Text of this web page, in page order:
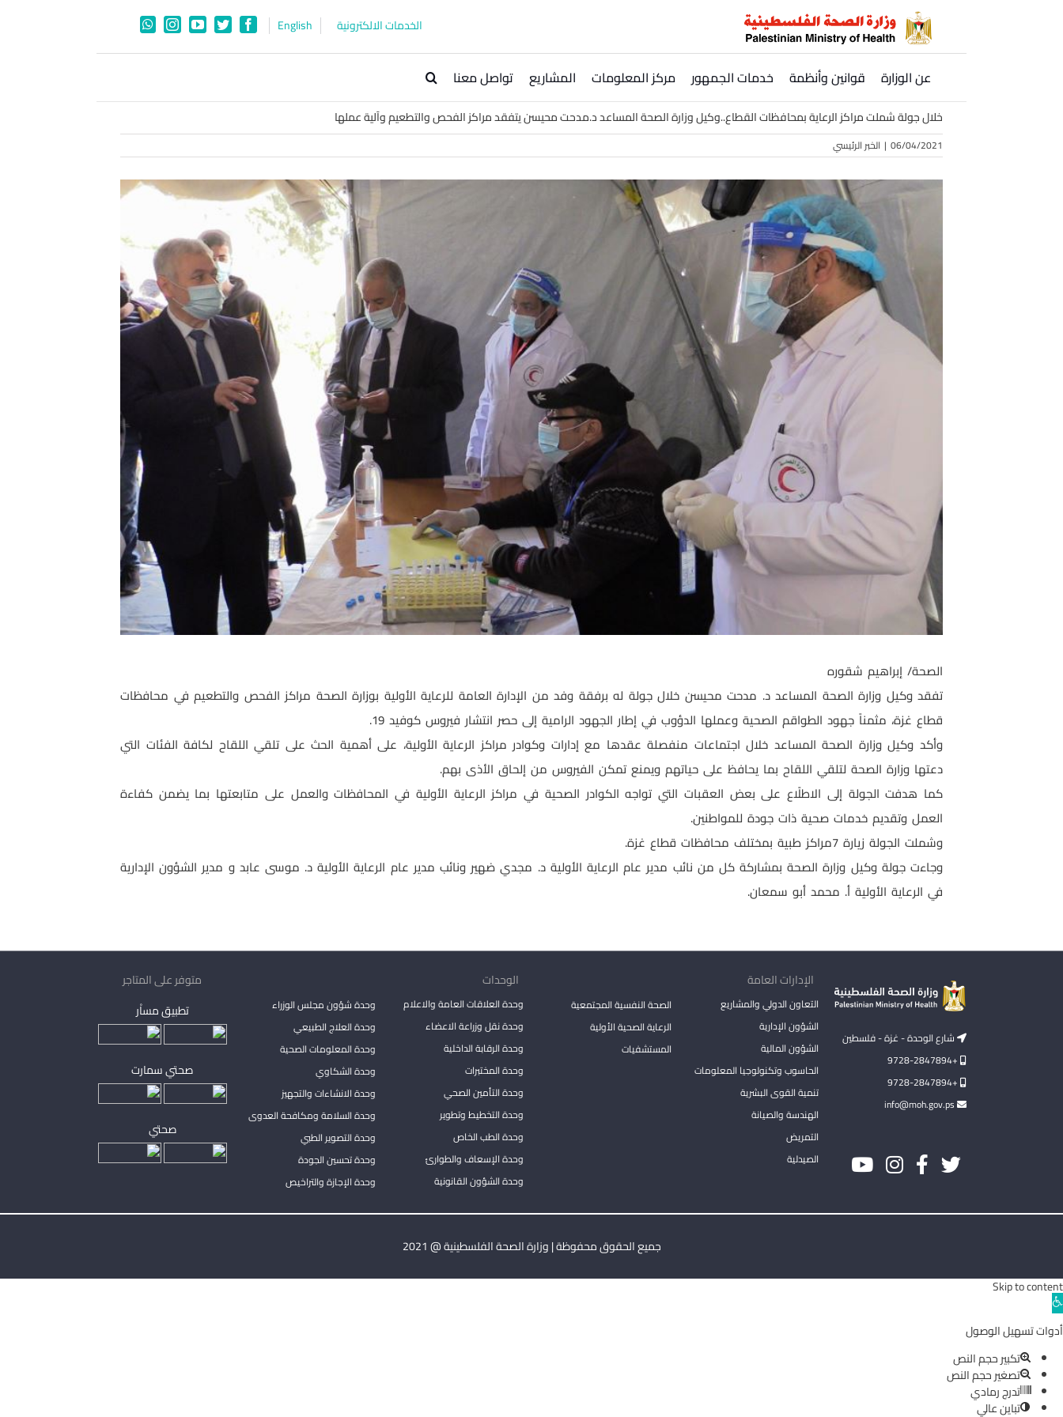
الخدمات الالكترونية English
Facebook
Twitter
YouTube
Instagram
WhatsApp
عن الوزارة قوانين وأنظمة خدمات الجمهور مركز المعلومات المشاريع تواصل معنا
خلال جولة شملت مراكز الرعاية بمحافظات القطاع..وكيل وزارة الصحة المساعد د.مدحت محيسن يتفقد مراكز الفحص والتطعيم وآلية عملها
06/04/2021
| الخبر الرئيسي
الصحة/ إبراهيم شقوره
تفقد وكيل وزارة الصحة المساعد د. مدحت محيسن خلال جولة له برفقة وفد من الإدارة العامة للرعاية الأولية بوزارة الصحة مراكز الفحص والتطعيم في محافظات
قطاع غزة، مثمناً جهود الطواقم الصحية وعملها الدؤوب في إطار الجهود الرامية إلى حصر انتشار فيروس كوفيد 19.
وأكد وكيل وزارة الصحة المساعد خلال اجتماعات منفصلة عقدها مع إدارات وكوادر مراكز الرعاية الأولية، على أهمية الحث على تلقي اللقاح لكافة الفئات التي
دعتها وزارة الصحة لتلقي اللقاح بما يحافظ على حياتهم ويمنع تمكن الفيروس من إلحاق الأذى بهم.
كما هدفت الجولة إلى الاطلًاع على بعض العقبات التي تواجه الكوادر الصحية في مراكز الرعاية الأولية في المحافظات والعمل على متابعتها بما يضمن كفاءة
العمل وتقديم خدمات صحية ذات جودة للمواطنين.
وشملت الجولة زيارة 7مراكز طبية بمختلف محافظات قطاع غزة.
وجاءت جولة وكيل وزارة الصحة بمشاركة كل من نائب مدير عام الرعاية الأولية د. مجدي ضهير ونائب مدير عام الرعاية الأولية د. موسى عابد و مدير الشؤون الإدارية
في الرعاية الأولية أ. محمد أبو سمعان.
شارع الوحدة - غزة - فلسطين
+9728-2847894
+9728-2847894
الإدارات العامة
التعاون الدولي والمشاريع
الشؤون الإدارية
الشؤون المالية
الحاسوب وتكنولوجيا المعلومات
تنمية القوى البشرية
الهندسة والصيانة
التمريض
الصيدلية
الصحة النفسية المجتمعية
الرعاية الصحية الأولية
المستشفيات
الوحدات
وحدة العلاقات العامة والاعلام
وحدة نقل وزراعة الاعضاء
وحدة الرقابة الداخلية
وحدة المختبرات
وحدة التأمين الصحي
وحدة التخطيط وتطوير
وحدة الطب الخاص
وحدة الإسعاف والطوارئ
وحدة الشؤون القانونية
وحدة شؤون مجلس الوزراء
وحدة العلاج الطبيعي
وحدة المعلومات الصحية
وحدة الشكاوي
وحدة الانشاءات والتجهيز
وحدة السلامة ومكافحة العدوى
وحدة التصوير الطبي
وحدة تحسين الجودة
وحدة الإجازة والتراخيص
متوفر على المتاجر
تطبيق مساْر
صحتي سمارت
صحتي
جميع الحقوق محفوظة | وزارة الصحة الفلسطينية @ 2021
Skip to content
Open
toolbar
أدوات تسهيل الوصول
تكبير حجم النص
تصغير حجم النص
تدرج رمادي
تباين عالي